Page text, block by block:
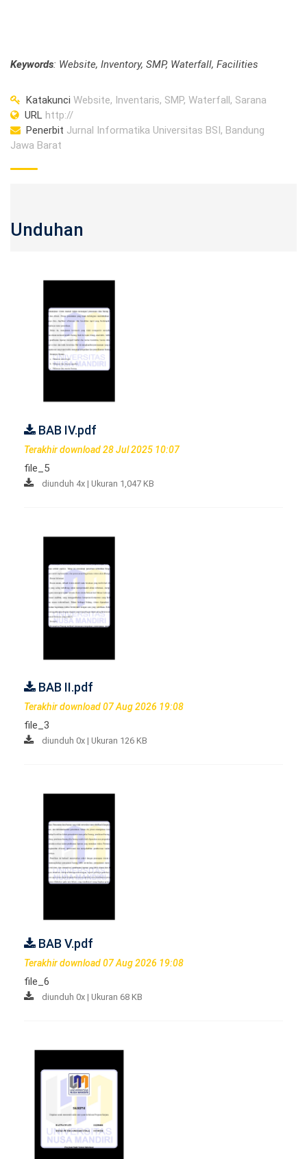
Keywords: Website, Inventory, SMP, Waterfall, Facilities
Katakunci Website, Inventaris, SMP, Waterfall, Sarana
URL http://
Penerbit Jurnal Informatika Universitas BSI, Bandung
Jawa Barat
Unduhan
BAB IV.pdf
Terakhir download 28 Jul 2025 10:07
file_5
diunduh 4x | Ukuran 1,047 KB
BAB II.pdf
Terakhir download 07 Aug 2026 19:08
file_3
diunduh 0x | Ukuran 126 KB
BAB V.pdf
Terakhir download 07 Aug 2026 19:08
file_6
diunduh 0x | Ukuran 68 KB